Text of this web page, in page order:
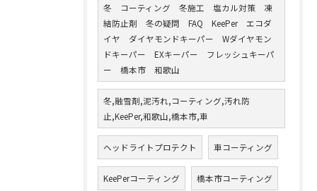
冬 コーティング 冬施工 塩カル対策 凍
結防止剤 冬の疑問 FAQ KeePer エコダ
イヤ ダイヤモンドキーパー Wダイヤモン
ドキーパー EXキーパー フレッシュキーパ
ー 橋本市 和歌山
冬,融雪剤,泥汚れ,コーティング,汚れ防
止,KeePer,和歌山,橋本市,車
ヘッドライトプロテクト 車コーティング
KeePerコーティング 橋本市コーティング